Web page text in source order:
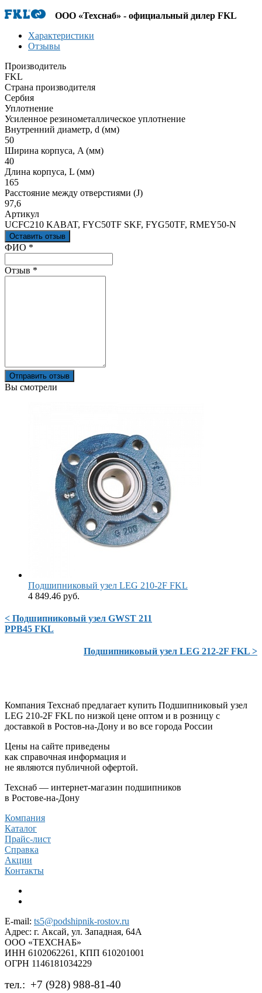
ООО «Техснаб» - официальный дилер FKL
Характеристики
Отзывы
Производитель
FKL
Страна производителя
Сербия
Уплотнение
Усиленное резинометаллическое уплотнение
Внутренний диаметр, d (мм)
50
Ширина корпуса, A (мм)
40
Длина корпуса, L (мм)
165
Расстояние между отверстиями (J)
97,6
Артикул
UCFC210 KABAT, FYC50TF SKF, FYG50TF, RMEY50-N
Оставить отзыв
Ваш отзыв был отправлен!
ФИО *
Отзыв *
Отправить отзыв
Вы смотрели
Подшипниковый узел LEG 210-2F FKL
4 849.46 руб.
< Подшипниковый узел GWST 211
PPB45 FKL
Подшипниковый узел LEG 212-2F FKL >
Компания Техснаб предлагает купить Подшипниковый узел
LEG 210-2F FKL по низкой цене оптом и в розницу с
доставкой в Ростов-на-Дону и во все города России
Цены на сайте приведены
как справочная информация и
не являются публичной офертой.
Техснаб — интернет-магазин подшипников
в Ростове-на-Дону
Компания
Каталог
Прайс-лист
Справка
Акции
Контакты
E-mail: ts5@podshipnik-rostov.ru
Адрес: г. Аксай, ул. Западная, 64А
ООО «ТЕХСНАБ»
ИНН 6102062261, КПП 610201001
ОГРН 1146181034229
тел.: +7 (928) 988-81-40